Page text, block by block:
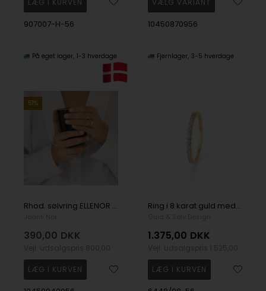
907007-H-56
På eget lager 1-3 hverdage
10450870956
Fjernlager 3-5 hverdage
51%
Rhod. sølvring ELLENOR F 7mm, fra Joanli Nor
390,00 DKK
Ring i 8 karat guld med glitrende hvide zirkonia fra Guld & Sølv Design
1.375,00 DKK